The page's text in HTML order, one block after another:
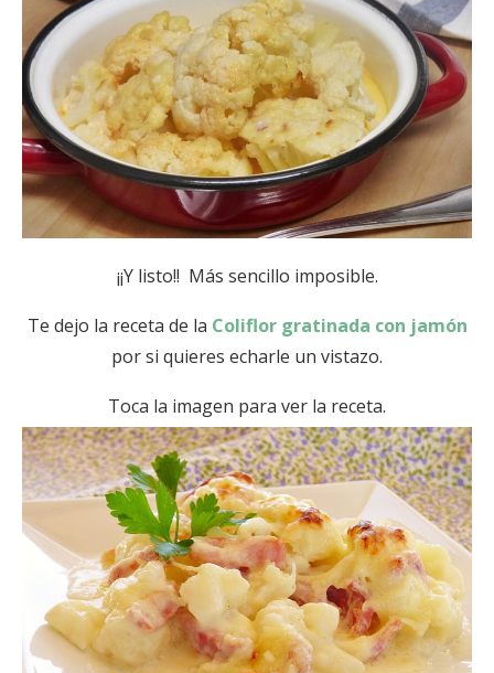
¡¡Y listo!! Más sencillo imposible.
Te dejo la receta de la Coliflor gratinada con jamón
por si quieres echarle un vistazo.
Toca la imagen para ver la receta.